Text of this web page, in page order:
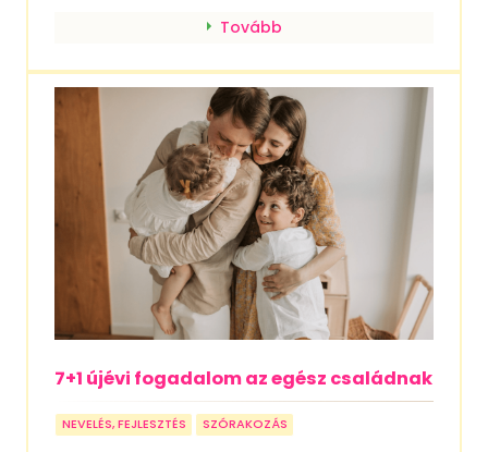
Tovább
7+1 újévi fogadalom az egész családnak
NEVELÉS, FEJLESZTÉS SZÓRAKOZÁS